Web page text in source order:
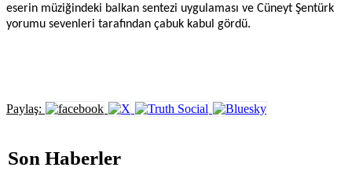
eserin müziğindeki balkan sentezi uygulaması ve Cüneyt Şentürk
yorumu sevenleri tarafından çabuk kabul gördü.
Paylaş:
Son Haberler